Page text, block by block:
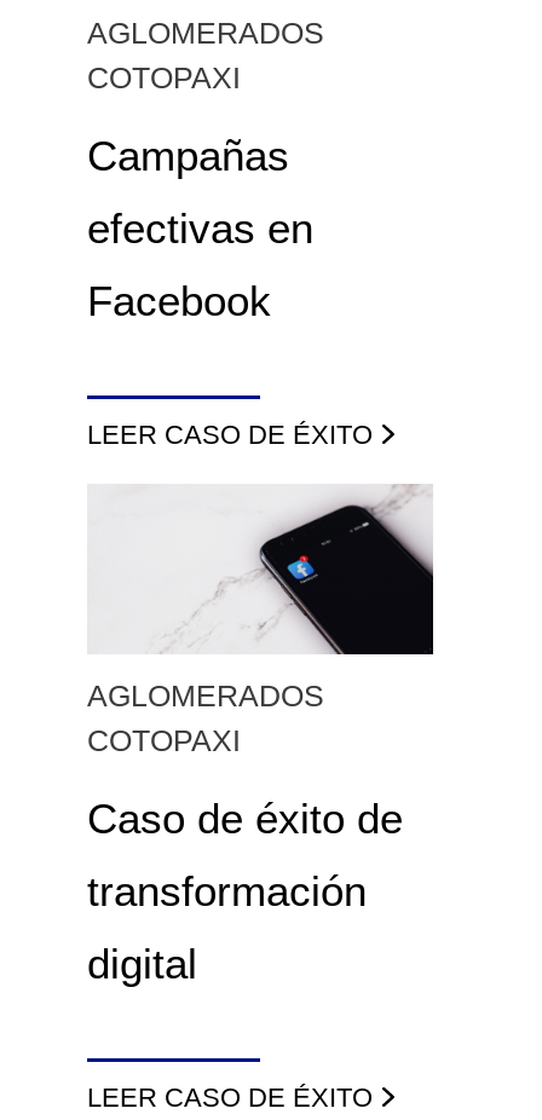
AGLOMERADOS
COTOPAXI
Campañas
efectivas en
Facebook
LEER CASO DE ÉXITO
AGLOMERADOS
COTOPAXI
Caso de éxito de
transformación
digital
LEER CASO DE ÉXITO